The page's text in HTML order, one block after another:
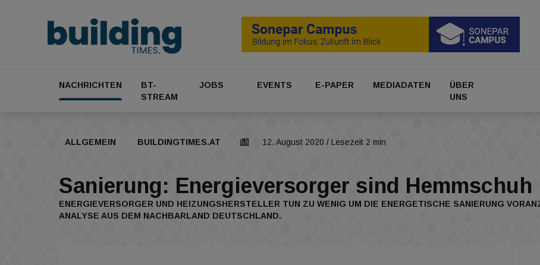
NACHRICHTEN
BT-
STREAM
JOBS EVENTS E-PAPER MEDIADATEN
ÜBER
UNS
ALLGEMEIN BUILDINGTIMES.AT 12. August 2020 / Lesezeit 2 min
Sanierung: Energieversorger sind Hemmschuh
ENERGIEVERSORGER UND HEIZUNGSHERSTELLER TUN ZU WENIG UM DIE ENERGETISCHE SANIERUNG
ANALYSE AUS DEM NACHBARLAND DEUTSCHLAND.